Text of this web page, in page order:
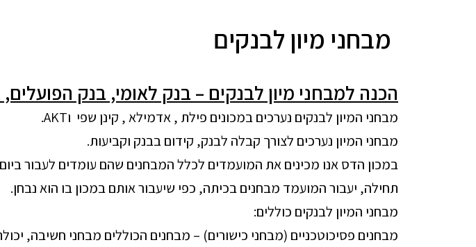
מבחני מיון לבנקים
הכנה למבחני מיון לבנקים – בנק לאומי, בנק
מבחני המיון לבנקים נערכים במכונים פילת , אדמילא , קינן שפי וAKT.
מבחני המיון נערכים לצורך קבלה לבנק, קידום בבנק וקביעות.
במכון הדס אנו מכינים את המועמדים לכלל המבחנים שהם עומדים לעבור
תחילה, יעבור המועמד מבחנים בכיתה, כפי שיעבור אותם במכון בו הוא נבחן.
מבחני המיון לבנקים כוללים:
מבחנים פסיכוטכניים (מבחני כישורים) – מבחנים הכוללים מבחני חשיבה,